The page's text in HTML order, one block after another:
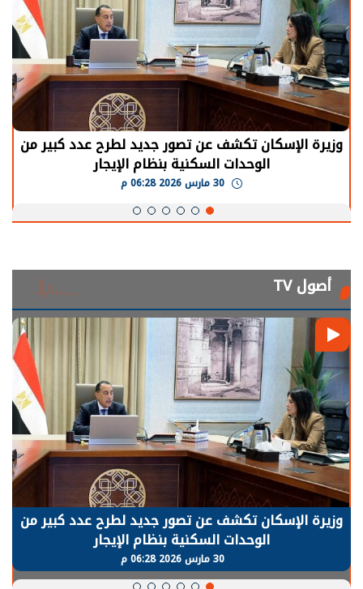
وزيرة الإسكان تكشف عن تصور جديد لطرح عدد كبير من
الوحدات السكنية بنظام الإيجار
أصول TV
وزيرة الإسكان تكشف عن تصور جديد لطرح عدد كبير من
الوحدات السكنية بنظام الإيجار